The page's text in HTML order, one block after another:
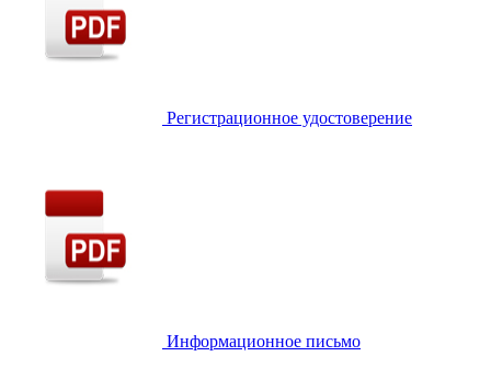
Регистрационное удостоверение
Информационное письмо